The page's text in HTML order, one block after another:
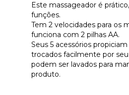
Este massageador é
funções.
Tem 2 velocidades para os
funciona com 2 pilhas AA.
Seus 5 acessórios
trocados facilmente por
podem ser lavados para
produto.